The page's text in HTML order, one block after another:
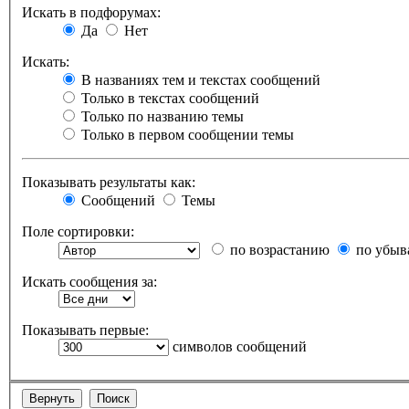
Искать в подфорумах:
Да
Нет
Искать:
В названиях тем и текстах сообщений
Только в текстах сообщений
Только по названию темы
Только в первом сообщении темы
Показывать результаты как:
Сообщений
Темы
Поле сортировки:
по возрастанию
по
Искать сообщения за:
Показывать первые:
символов сообщений